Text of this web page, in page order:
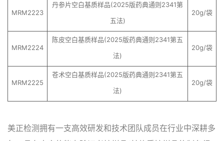
MRM2223
丹参片空白基质样品(2025版药典通则2341第
五法)
20g/袋
MRM2224
陈皮空白基质样品(2025版药典通则2341第五
法)
20g/袋
MRM2225
苍术空白基质样品(2025版药典通则2341第五
法)
20g/袋
美正检测拥有一支高效研发和技术团队成员在行业中深耕多